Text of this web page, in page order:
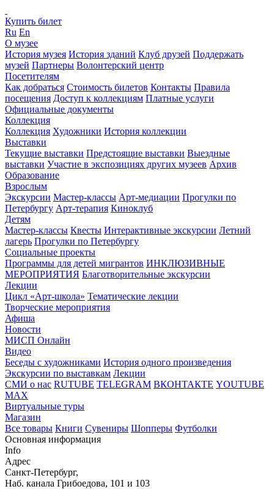
Купить билет
Ru En
О музее
История музея История зданий Клуб друзей Поддержать
музей Партнеры Волонтерский центр
Посетителям
Как добраться Стоимость билетов Контакты Правила
посещения Доступ к коллекциям Платные услуги
Официальные документы
Коллекция
Коллекция Художники История коллекции
Выставки
Текущие выставки Предстоящие выставки Выездные
выставки Участие в экспозициях других музеев Архив
Образование
Взрослым
Экскурсии Мастер-классы Арт-медиации Прогулки по
Петербургу Арт-терапия Киноклуб
Детям
Мастер-классы Квесты Интерактивные экскурсии Летний
лагерь Прогулки по Петербургу
Социальные проекты
Программы для детей мигрантов ИНКЛЮЗИВНЫЕ
МЕРОПРИЯТИЯ Благотворительные экскурсии
Лекции
Цикл «Арт-школа» Тематические лекции
Творческие мероприятия
Афиша
Новости
МИСП Онлайн
Видео
Беседы с художниками История одного произведения
Экскурсии по выставкам Лекции
СМИ о нас RUTUBE TELEGRAM ВКОНТАКТЕ YOUTUBE
MAX
Виртуальные туры
Магазин
Все товары Книги Сувениры Шопперы Футболки
Основная информация
Info
Адрес
Санкт-Петербург,
Наб. канала Грибоедова, 101 и 103